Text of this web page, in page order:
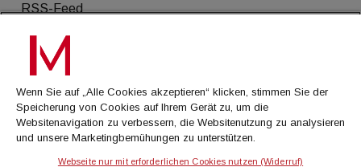
RSS-Feed
AGB
Datenschutz
Kontakt
Impressum
Wenn Sie auf „Alle Cookies akzeptieren“ klicken, stimmen Sie der
Speicherung von Cookies auf Ihrem Gerät zu, um die
Websitenavigation zu verbessern, die Websitenutzung zu analysieren
und unsere Marketingbemühungen zu unterstützen.
Webseite nur mit erforderlichen Cookies nutzen (Widerruf)